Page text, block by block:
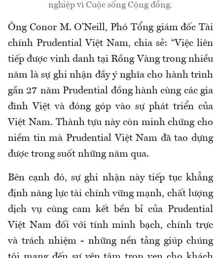
nghiệp vì Cuộc sống Cộng đồng.
Ông Conor M. O'Neill, Phó Tổng giám đốc Tài
chính Prudential Việt Nam, chia sẻ: “Việc liên
tiếp được vinh danh tại Rồng Vàng trong nhiều
năm là sự ghi nhận đầy ý nghĩa cho hành trình
gần 27 năm Prudential đồng hành cùng các gia
đình Việt và đóng góp vào sự phát triển của
Việt Nam. Thành tựu này còn minh chứng cho
niềm tin mà Prudential Việt Nam đã tao dựng
được trong suốt những năm qua.
Bên cạnh đó, sự ghi nhận này tiếp tục khẳng
định năng lực tài chính vững mạnh, chất lượng
dịch vụ cùng cam kết bền bỉ của Prudential
Việt Nam đối với tính minh bạch, chính trực
và trách nhiệm - những nền tảng giúp chúng